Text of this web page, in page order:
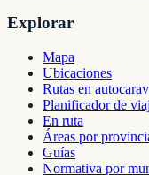
Explorar
Mapa
Ubicaciones
Rutas en
Planificador de
En ruta
Áreas por
Guías
Normativa por